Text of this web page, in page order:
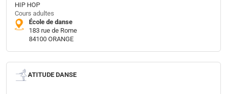
HIP HOP
Cours adultes
École de danse
183 rue de Rome
84100 ORANGE
ATITUDE DANSE